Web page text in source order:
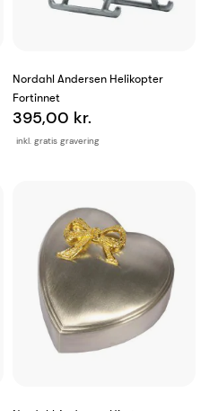
Nordahl Andersen Helikopter
Fortinnet
inkl. gratis gravering
395,00 kr.